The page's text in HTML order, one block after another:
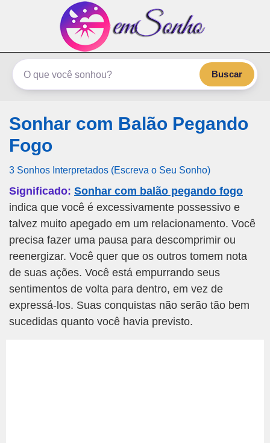
emSonho.com
Os sonhos significam mais
Buscar
Sonhar com Balão Pegando
Fogo
3 Sonhos Interpretados (Escreva o Seu Sonho)
Significado: Sonhar com balão pegando fogo
indica que você é excessivamente possessivo e
talvez muito apegado em um relacionamento. Você
precisa fazer uma pausa para descomprimir ou
reenergizar. Você quer que os outros tomem nota
de suas ações. Você está empurrando seus
sentimentos de volta para dentro, em vez de
expressá-los. Suas conquistas não serão tão bem
sucedidas quanto você havia previsto.